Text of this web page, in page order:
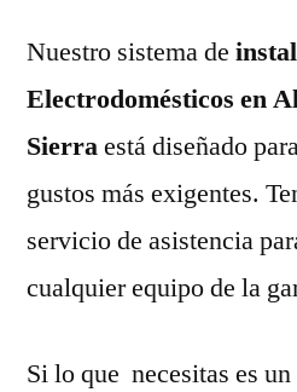
Nuestro sistema de
Electrodomésticos en
Sierraestá diseñado
gustos más exigentes.
servicio de asistencia
cualquier equipo de la
Si lo que necesitas es